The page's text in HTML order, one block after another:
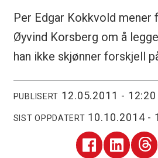
Per Edgar Kokkvold mener
Øyvind Korsberg om å
han ikke skjønner forskjell
PUBLISERT 12.05.2011 - 12:20
SIST OPPDATERT 10.10.2014 -